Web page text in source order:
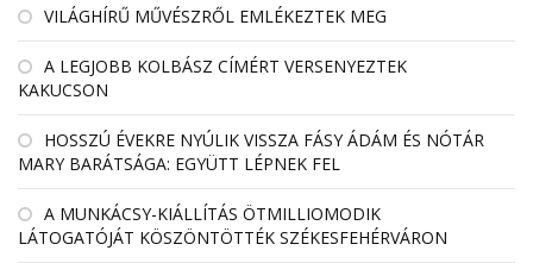
VILÁGHÍRŰ MŰVÉSZRŐL EMLÉKEZTEK MEG
A LEGJOBB KOLBÁSZ CÍMÉRT VERSENYEZTEK
KAKUCSON
HOSSZÚ ÉVEKRE NYÚLIK VISSZA FÁSY ÁDÁM ÉS NÓTÁR
MARY BARÁTSÁGA: EGYÜTT LÉPNEK FEL
A MUNKÁCSY-KIÁLLÍTÁS ÖTMILLIOMODIK
LÁTOGATÓJÁT KÖSZÖNTÖTTÉK SZÉKESFEHÉRVÁRON